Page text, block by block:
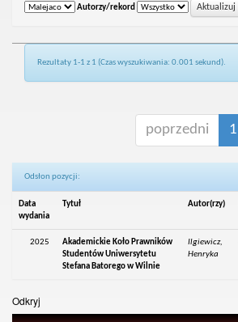
Autorzy/rekord
Rezultaty 1-1 z 1 (Czas wyszukiwania: 0.001 sekund).
poprzedni 1
Odsłon pozycji:
Data
wydania
Tytuł Autor(rzy)
2025
Akademickie Koło Prawników
Studentów Uniwersytetu
Stefana Batorego w Wilnie
Ilgiewicz,
Henryka
Odkryj